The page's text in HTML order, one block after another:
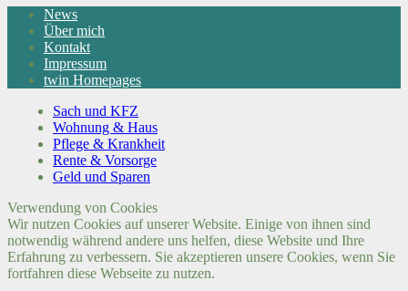
News
Über mich
Kontakt
Impressum
twin Homepages
Sach und KFZ
Wohnung & Haus
Pflege & Krankheit
Rente & Vorsorge
Geld und Sparen
Verwendung von Cookies
Wir nutzen Cookies auf unserer Website. Einige von ihnen sind
notwendig während andere uns helfen, diese Website und Ihre
Erfahrung zu verbessern. Sie akzeptieren unsere Cookies, wenn Sie
fortfahren diese Webseite zu nutzen.